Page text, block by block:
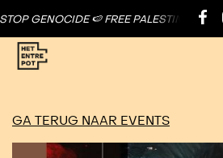
🍉 FREE PALESTINE ● 🍉 STOP
GA TERUG NAAR EVENTS